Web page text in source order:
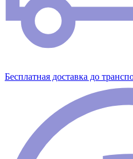
Бесплатная доставка до